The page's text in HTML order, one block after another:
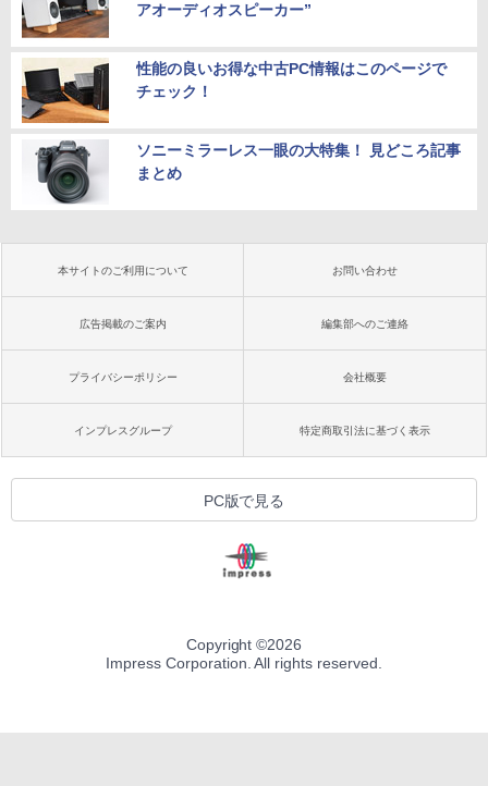
アオーディオスピーカー”
性能の良いお得な中古PC情報はこのページで
チェック！
ソニーミラーレス一眼の大特集！ 見どころ記事
まとめ
本サイトのご利用について お問い合わせ
広告掲載のご案内 編集部へのご連絡
プライバシーポリシー 会社概要
インプレスグループ 特定商取引法に基づく表示
PC版で見る
Copyright ©2026
Impress Corporation. All rights reserved.